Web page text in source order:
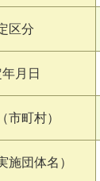
区分
月日
市町村）
施団体名）